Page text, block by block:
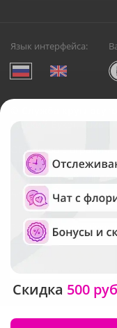
Язык интерфейса:
Служба
Русский Букет, 2026
Общество с
ОГРН:
Юридический адрес:
д.42, оф. 3
Рейтинг Русского
Скидка 500